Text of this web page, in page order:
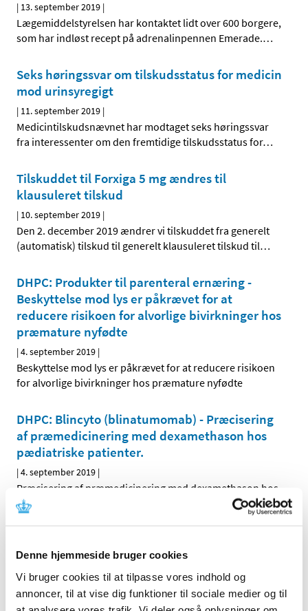
Denne hjemmeside bruger cookies
Vi bruger cookies til at tilpasse vores indhold og
annoncer, til at vise dig funktioner til sociale medier og til
| 13. september 2019 |
Lægemiddelstyrelsen har kontaktet lidt over 600 borgere,
som har indløst recept på adrenalinpennen Emerade.…
Seks høringssvar om tilskudsstatus for medicin
mod urinsyregigt
| 11. september 2019 |
Medicintilskudsnævnet har modtaget seks høringssvar
fra interessenter om den fremtidige tilskudsstatus for…
Tilskuddet til Forxiga 5 mg ændres til
klausuleret tilskud
| 10. september 2019 |
Den 2. december 2019 ændrer vi tilskuddet fra generelt
(automatisk) tilskud til generelt klausuleret tilskud til…
DHPC: Produkter til parenteral ernæring -
Beskyttelse mod lys er påkrævet for at
reducere risikoen for alvorlige bivirkninger hos
præmature nyfødte
|4. september 2019 |
Beskyttelse mod lys er påkrævet for at reducere risikoen
for alvorlige bivirkninger hos præmature nyfødte
DHPC: Blincyto (blinatumomab) - Præcisering
af præmedicinering med dexamethason hos
pædiatriske patienter.
|4. september 2019 |
Præcisering af præmedicinering med dexamethason hos
pædiatriske patienter.
|4. september 2019|
Ny kontraindikation til gravide og fertile kvinder, der ikke
anvender effektiv kontraception.